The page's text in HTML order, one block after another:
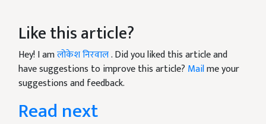
Like this article?
Hey! I amलोकेश निरवाल. Did you liked this article and
have suggestions to improve this article? Mailme your
suggestions and feedback.
Read next